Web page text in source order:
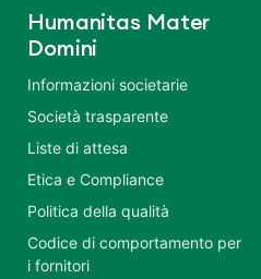
Humanitas Mater
Domini
Informazioni societarie
Società trasparente
Liste di attesa
Etica e Compliance
Politica della qualità
Codice di comportamento per
i fornitori